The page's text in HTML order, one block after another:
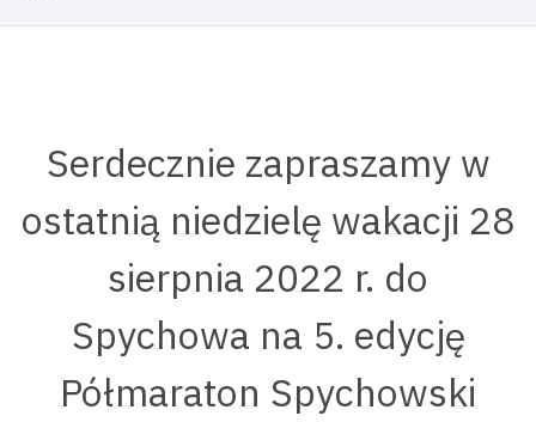
Serdecznie zapraszamy w
ostatnią niedzielę wakacji 28
sierpnia 2022 r. do
Spychowa na 5. edycję
Półmaraton Spychowski